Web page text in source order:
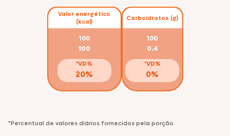
Valor energético
(kcal)
100
100
*VD%
20%
Carboidratos (g)
100
0.4
*VD%
0%
*Percentual de valores diários fornecidos pela porção.